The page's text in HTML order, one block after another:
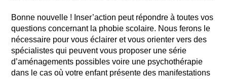
Bonne nouvelle ! Inser’action peut répondre à toutes vos
questions concernant la phobie scolaire. Nous ferons le
nécessaire pour vous éclairer et vous orienter vers des
spécialistes qui peuvent vous proposer une série
d’aménagements possibles voire une psychothérapie
dans le cas où votre enfant présente des manifestations